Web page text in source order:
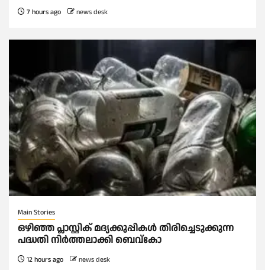
7 hours ago news desk
Main Stories
ഒഴിഞ്ഞ പ്ലാസ്റ്റിക് മദ്യക്കുപ്പികള്‍ തിരിച്ചെടുക്കുന്ന
പദ്ധതി നിര്‍ത്തലാക്കി ബെവ്കോ
12 hours ago news desk